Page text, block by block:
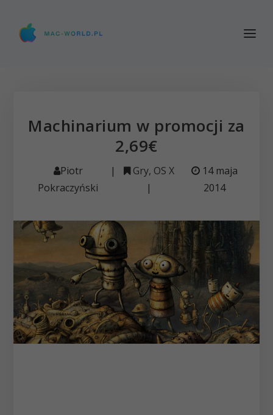
Machinarium w promocji za
2,69€
Piotr
Pokraczyński
| Gry, OS X
|
14 maja
2014